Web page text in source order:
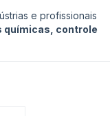
e profissionais
químicas, controle